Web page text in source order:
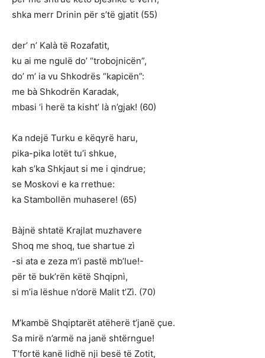
shka merr Drinin për s’të gjatit (55)
der’ n’ Kalà të Rozafatit,
ku ai me ngulë do’ “trobojnicën”,
do’ m’ ia vu Shkodrës “kapicën”:
me bà Shkodrën Karadak,
mbasi ‘i herë ta kisht’ là n’gjak! (60)
Ka ndejë Turku e këqyrë haru,
pika-pika lotët tu’i shkue,
kah s’ka Shkjaut si me i qindrue;
se Moskovi e ka rrethue:
ka Stambollën muhasere! (65)
Bàjnë shtatë Krajlat muzhavere
Shoq me shoq, tue shartue zì
-si ata e zeza m’i pastë mb’lue!-
për të buk’rën këtë Shqipnì,
si m’ia lëshue n’dorë Malit t’Zì. (70)
M’kambë Shqiptarët atëherë t’janë çue.
Sa mirë n’armë na janë shtërngue!
T’fortë kanë lidhë nji besë të Zotit,